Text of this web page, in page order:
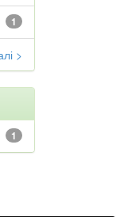
1
>
1